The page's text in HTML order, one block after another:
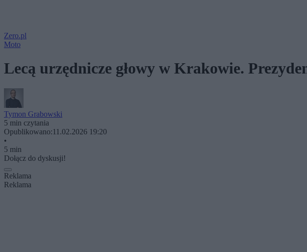
Zero.pl
Moto
Lecą urzędnicze głowy w Krakowie.
Tymon Grabowski
5 min czytania
Opublikowano:11.02.2026 19:20
•
5 min
Dołącz do dyskusji!
Reklama
Reklama